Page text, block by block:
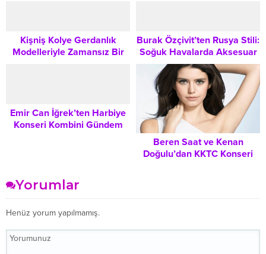
Kişniş Kolye Gerdanlık
Modelleriyle Zamansız Bir
Burak Özçivit’ten Rusya Stili:
Soğuk Havalarda Aksesuar
Kombinasyonları ve Şıklık
İpuçları
Emir Can İğrek’ten Harbiye
Konseri Kombini Gündem
Beren Saat ve Kenan
Doğulu’dan KKTC Konseri
Yorumlar
Henüz yorum yapılmamış.